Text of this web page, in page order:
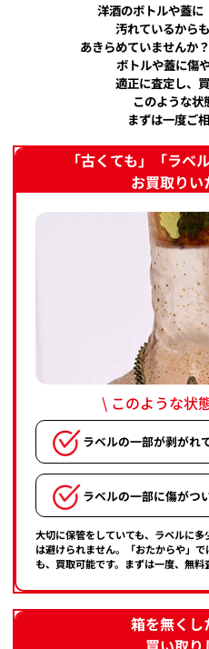
洋酒のボトルや蓋に
汚れているから
あきらめていませんか
ボトルや蓋に傷
適正に査定し、
このような状
まずは一度ご
「古くても」「ラベ
お買取りい
\ このような状
ラベルの一部が剥がれ
ラベルの一部に傷がつ
大切に保管をしていても、ラベルに
は避けられません。「おたからや」
も、買取可能です。まずは一度、無料
箱を無くし